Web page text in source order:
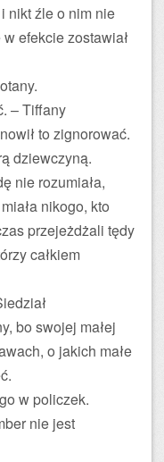
nikt źle o nim nie
w efekcie zostawiał
– Tiffany
to zignorować.
dziewczyną.
nie rozumiała,
nikogo, kto
przejeżdżali tędy
całkiem
bo swojej małej
o jakich małe
w policzek.
nie jest